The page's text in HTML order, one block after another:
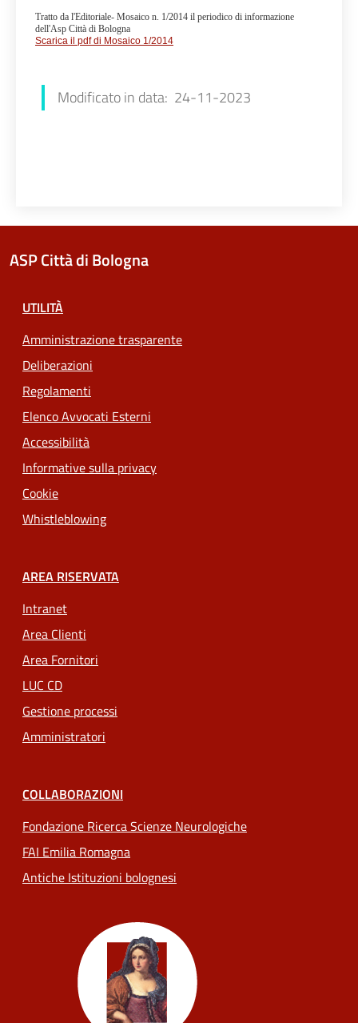
Tratto da l'Editoriale- Mosaico n. 1/2014 il periodico di informazione
dell'Asp Città di Bologna
Scarica il pdf di Mosaico 1/2014
Modificato in data: 24-11-2023
ASP Città di Bologna
UTILITÀ
Amministrazione trasparente
Deliberazioni
Regolamenti
Elenco Avvocati Esterni
Accessibilità
Informative sulla privacy
Cookie
Whistleblowing
AREA RISERVATA
Intranet
Area Clienti
Area Fornitori
LUC CD
Gestione processi
Amministratori
COLLABORAZIONI
Fondazione Ricerca Scienze Neurologiche
FAI Emilia Romagna
Antiche Istituzioni bolognesi